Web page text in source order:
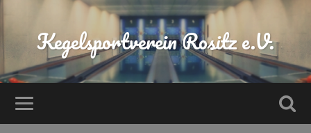
Kegelsportverein Rositz e.V.